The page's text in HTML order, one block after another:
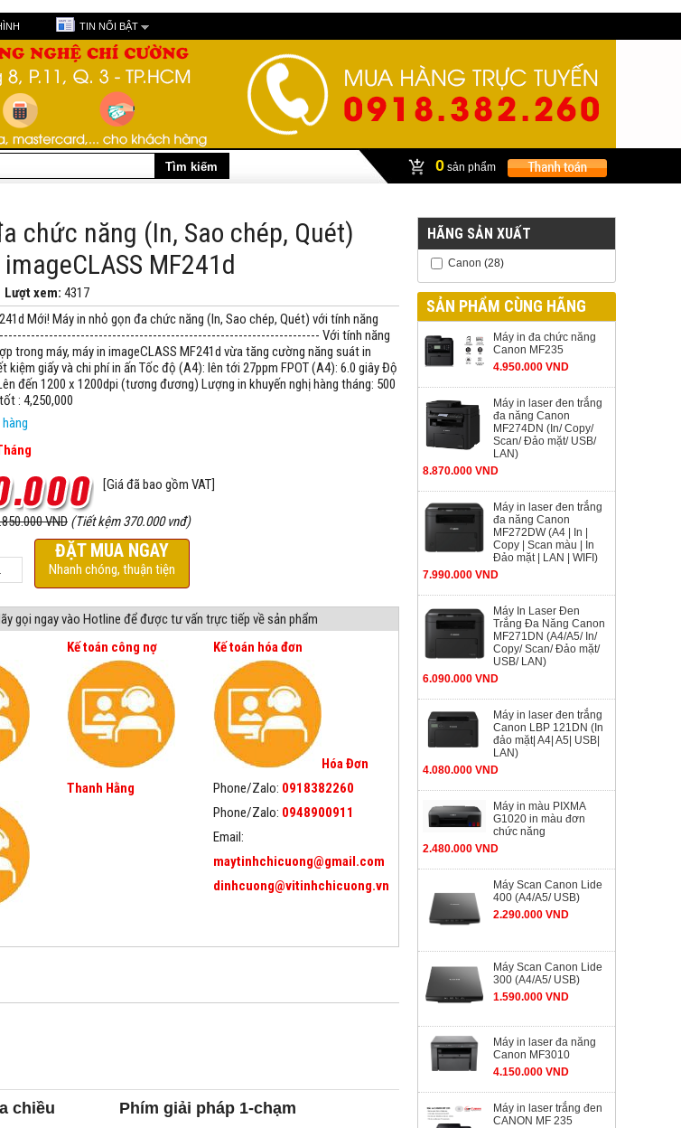
TIN NỔI BẬT
0 sản phẩm
chức năng (In, Sao chép, Quét)
MF241d
Lượt xem: 4317
Mới! Máy in nhỏ gọn đa chức năng (In, Sao chép, Quét) với tính năng
Với tính năng
trong máy, máy in imageCLASS MF241d vừa tăng cường năng suát in
kiệm giấy và chi phí in ấn Tốc độ (A4): lên tới 27ppm FPOT (A4): 6.0 giây Độ
đến 1200 x 1200dpi (tương đương) Lượng in khuyến nghị hàng tháng: 500
: 4,250,000
[Giá đã bao gồm VAT]
VND (Tiết kệm 370.000 vnđ)
ĐẶT MUA NGAY
Nhanh chóng, thuận tiện
gọi ngay vào Hotline để được tư vấn trực tiếp về sản phẩm
Kế toán công nợ
Thanh Hằng
Kế toán hóa đơn
Hóa Đơn
Phone/Zalo: 0918382260
Phone/Zalo: 0948900911
Email:
maytinhchicuong@gmail.com
dinhcuong@vitinhchicuong.vn
chiều Phím giải pháp 1-chạm
HÃNG SẢN XUẤT
Canon (28)
SẢN PHẨM CÙNG HÃNG
Máy in đa chức năng
Canon MF235
4.950.000 VND
Máy in laser đen trắng
đa năng Canon
MF274DN (In/ Copy/
Scan/ Đảo mặt/ USB/
LAN)
8.870.000 VND
Máy in laser đen trắng
đa năng Canon
MF272DW (A4 | In |
Copy | Scan màu | In
Đảo mặt | LAN | WIFI)
7.990.000 VND
Máy In Laser Đen
Trắng Đa Năng Canon
MF271DN (A4/A5/ In/
Copy/ Scan/ Đảo mặt/
USB/ LAN)
6.090.000 VND
Máy in laser đen trắng
Canon LBP 121DN (In
đảo mặt| A4| A5| USB|
LAN)
4.080.000 VND
Máy in màu PIXMA
G1020 in màu đơn
chức năng
2.480.000 VND
Máy Scan Canon Lide
400 (A4/A5/ USB)
2.290.000 VND
Máy Scan Canon Lide
300 (A4/A5/ USB)
1.590.000 VND
Máy in laser đa năng
Canon MF3010
4.150.000 VND
Máy in laser trắng đen
CANON MF 235